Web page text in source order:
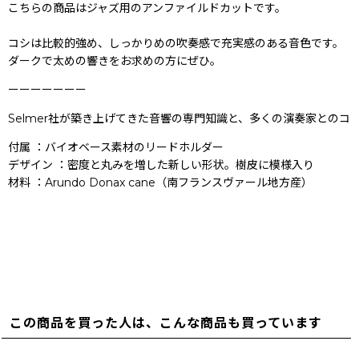
こちらの商品はジャズ用のアンファイルドカットです。
コシは比較的強め、しっかりめの吹奏感で充実感のある音色です。
ダークで太めの響きをお求めの方にぜひ。
ーーーーーーー
Selmer社が築き上げてきた音響の専門知識と、多くの演奏家との
付属 ：バイオベース素材のリードホルダー
デザイン ：密度と丸みを増した新しい形状。樹皮に模様入り
材料 ：Arundo Donax cane（南フランスヴァール地方産）
この商品を買った人は、こんな商品も買っています